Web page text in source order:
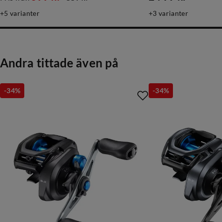
price
price
5 varianter 3 varianter
Andra tittade även på
-34% -34%